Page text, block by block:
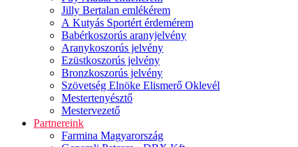
Jilly Bertalan emlékérem
A Kutyás Sportért érdemérem
Babérkoszorús aranyjelvény
Aranykoszorús jelvény
Ezüstkoszorús jelvény
Bronzkoszorús jelvény
Szövetség Elnöke Elismerő Oklevél
Mestertenyésztő
Mestervezető
Partnereink
Farmina Magyarország